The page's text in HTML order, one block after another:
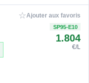
☆Ajouter aux favoris
SP95-E10
1.804
€/L